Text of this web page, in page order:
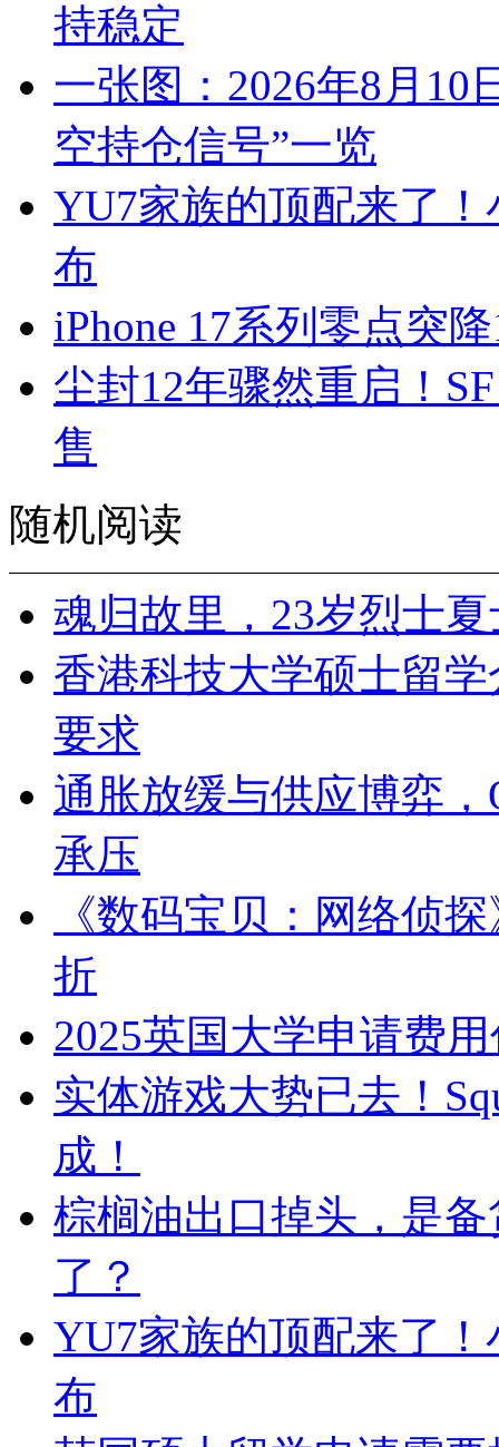
持稳定
一张图：2026年8月10
空持仓信号”一览
YU7家族的顶配来了
布
iPhone 17系列零点突
尘封12年骤然重启！
售
随机阅读
魂归故里，23岁烈士
香港科技大学硕士留
要求
通胀放缓与供应博弈
承压
《数码宝贝：网络侦
折
2025英国大学申请费
实体游戏大势已去！
成！
棕榈油出口掉头，是
了？
YU7家族的顶配来了
布